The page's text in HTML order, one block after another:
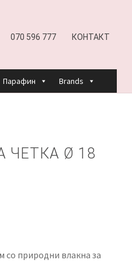
070 596 777 КОНТАКТ
Парафин Brands
ЧЕТКА Ø 18
со природни влакна за